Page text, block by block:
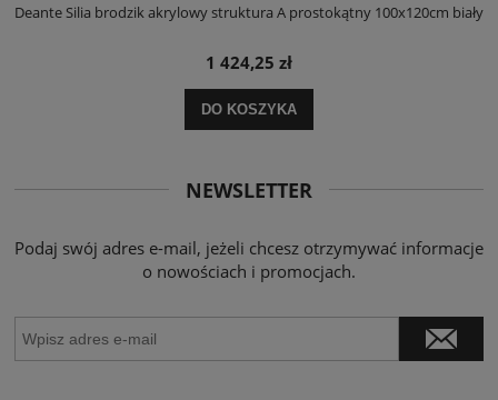
Deante Silia brodzik akrylowy struktura A prostokątny 100x120cm biały
1 424,25 zł
DO KOSZYKA
NEWSLETTER
Podaj swój adres e-mail, jeżeli chcesz otrzymywać informacje
o nowościach i promocjach.